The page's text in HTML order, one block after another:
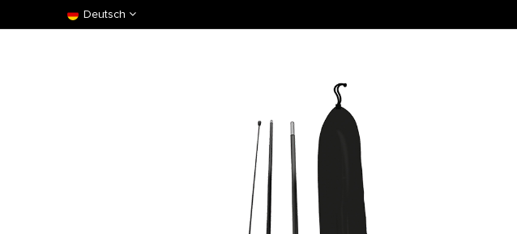
Deutsch